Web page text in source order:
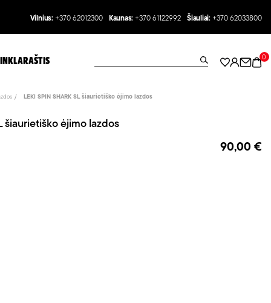
Vilnius: +370 62012300 Kaunas: +370 61122992 Šiauliai: +370 62033800
0
LEKI SPIN SHARK SL šiaurietiško ėjimo lazdos
šiaurietiško ėjimo lazdos
90,00 €